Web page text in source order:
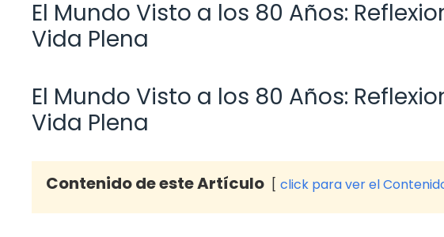
El Mundo Visto a los 80 Años:
Vida Plena
El Mundo Visto a los 80 Años:
Vida Plena
Contenido de este Artículo click para ver el